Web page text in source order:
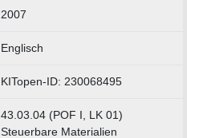
2007
Englisch
KITopen-ID: 230068495
43.03.04 (POF I, LK 01)
Steuerbare Materialien